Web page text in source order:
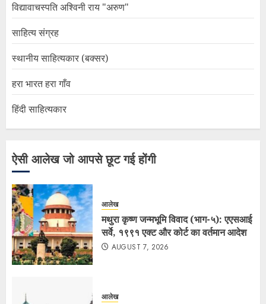
विद्यावाचस्पति अश्विनी राय "अरुण"
साहित्य संग्रह
स्थानीय साहित्यकार (बक्सर)
हरा भारत हरा गाँव
हिंदी साहित्यकार
ऐसी आलेख जो आपसे छूट गई होंगी
आलेख
मथुरा कृष्ण जन्मभूमि विवाद (भाग-५): एएसआई
सर्वे, १९९१ एक्ट और कोर्ट का वर्तमान आदेश
AUGUST 7, 2026
आलेख